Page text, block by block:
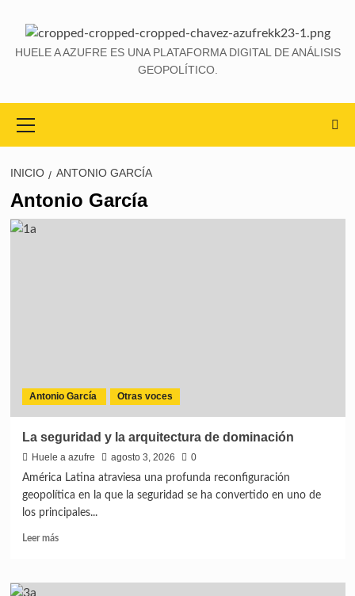
HUELE A AZUFRE ES UNA PLATAFORMA DIGITAL DE ANÁLISIS
GEOPOLÍTICO.
INICIO ANTONIO GARCÍA
Antonio García
Antonio García Otras voces
La seguridad y la arquitectura de dominación
Huele a azufre agosto 3, 2026
0
América Latina atraviesa una profunda reconfiguración
geopolítica en la que la seguridad se ha convertido en uno de
los principales...
Leer más